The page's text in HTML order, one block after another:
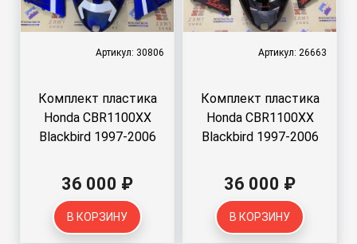
Артикул: 30806
Комплект пластика
Honda CBR1100XX
Blackbird 1997-2006
36 000 ₽
В КОРЗИНУ
Артикул: 26663
Комплект пластика
Honda CBR1100XX
Blackbird 1997-2006
36 000 ₽
В КОРЗИНУ